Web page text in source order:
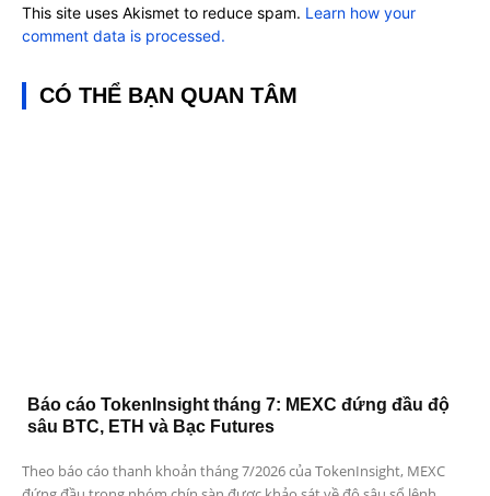
This site uses Akismet to reduce spam. Learn how your
comment data is processed.
CÓ THỂ BẠN QUAN TÂM
Báo cáo TokenInsight tháng 7: MEXC đứng đầu độ
sâu BTC, ETH và Bạc Futures
Theo báo cáo thanh khoản tháng 7/2026 của TokenInsight, MEXC